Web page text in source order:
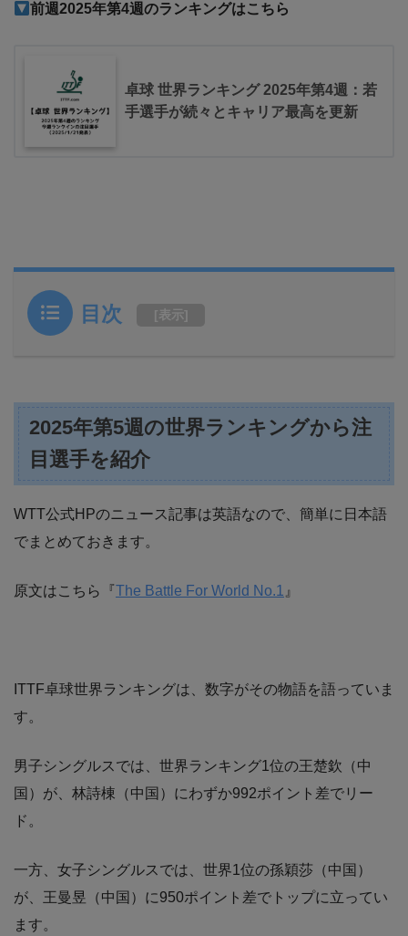
前週2025年第4週のランキングはこちら
卓球 世界ランキング 2025年第4週：若
手選手が続々とキャリア最高を更新
目次 [表示]
2025年第5週の世界ランキングから注
目選手を紹介
WTT公式HPのニュース記事は英語なので、簡単に日本語
でまとめておきます。
原文はこちら『The Battle For World No.1 』
ITTF卓球世界ランキングは、数字がその物語を語っていま
す。
男子シングルスでは、世界ランキング1位の王楚欽（中
国）が、林詩棟（中国）にわずか992ポイント差でリー
ド。
一方、女子シングルスでは、世界1位の孫穎莎（中国）
が、王曼昱（中国）に950ポイント差でトップに立ってい
ます。